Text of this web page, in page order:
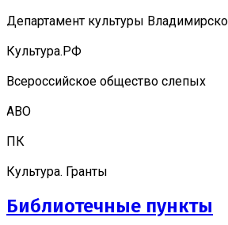
Департамент культуры
Культура.РФ
Всероссийское общество слепых
АВО
ПК
Культура. Гранты
Библиотечные пункты